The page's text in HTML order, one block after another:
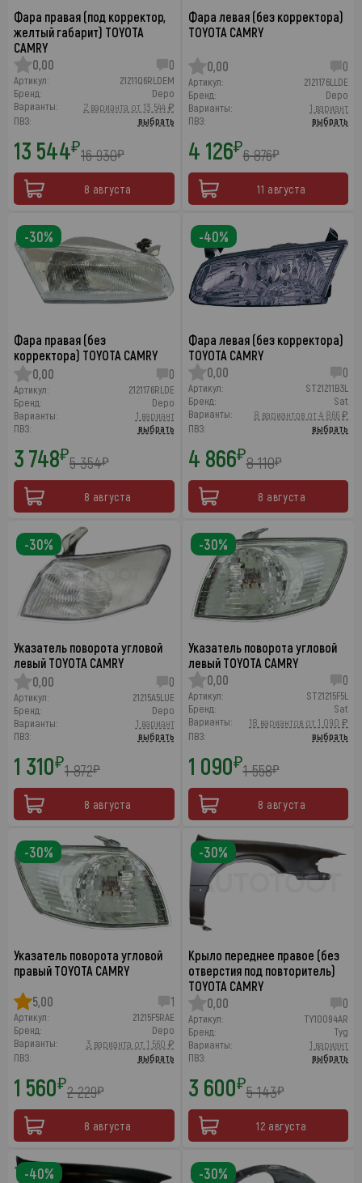
Фара правая (под корректор,
желтый габарит) TOYOTA
CAMRY
0,00
0
Артикул:
21211Q6RLDEM
Бренд:
Depo
Варианты:
2 варианта от 13 544 ₽
ПВЗ:
выбрать
13 544₽16 930₽
8 августа
Фара левая (без корректора)
TOYOTA CAMRY
0,00 0
Артикул:
2121176LLDE
Бренд:
Depo
Варианты:
1 вариант
ПВЗ:
выбрать
4 126₽6 876₽
11 августа
Фара правая (без
корректора) TOYOTA CAMRY
0,00
0
Артикул:
2121176RLDE
Бренд:
Depo
Варианты:
1 вариант
ПВЗ:
выбрать
3 748₽5 354₽
8 августа
-30%
Фара левая (без корректора)
TOYOTA CAMRY
0,00
0
Артикул:
ST21211B3L
Бренд:
Sat
Варианты:
8 вариантов от 4 866 ₽
ПВЗ:
выбрать
4 866₽8 110₽
8 августа
-40%
Указатель поворота угловой
левый TOYOTA CAMRY
0,00
0
Артикул:
21215A5LUE
Бренд:
Depo
Варианты:
1 вариант
ПВЗ:
выбрать
1 310₽1 872₽
8 августа
-30%
Указатель поворота угловой
левый TOYOTA CAMRY
0,00
0
Артикул:
ST21215F5L
Бренд:
Sat
Варианты:
18 вариантов от 1 090 ₽
ПВЗ:
выбрать
1 090₽1 558₽
8 августа
-30%
Указатель поворота угловой
правый TOYOTA CAMRY
5,00
1
Артикул:
21215F5RAE
Бренд:
Depo
Варианты:
3 варианта от 1 560 ₽
ПВЗ:
выбрать
1 560₽2 229₽
8 августа
-30%
Крыло переднее правое (без
отверстия под повторитель)
TOYOTA CAMRY
0,00
0
Артикул:
TY10094AR
Бренд:
Tyg
Варианты:
1 вариант
ПВЗ:
выбрать
3 600₽5 143₽
12 августа
-30%
-40% -30%